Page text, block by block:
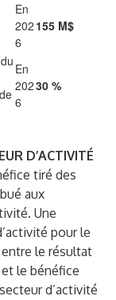
En
202
6
155 M$
du En
202
6
30 %
D’ACTIVITÉ
tiré des
aux
Une
pour le
le résultat
le bénéfice
d’activité